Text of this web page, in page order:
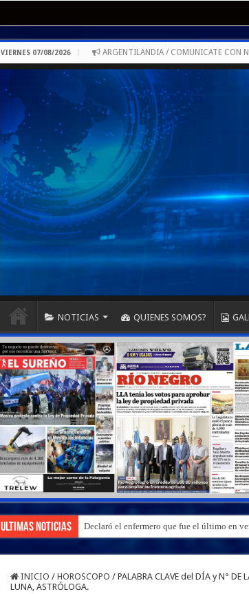
VIERNES 07/08/2026 ARGENTILANDIA / COMUNICATE CON
NOTICIAS QUIENES SOMOS?
Ultimas Noticias Declaró el enfermero que fue el último en
INICIO / HOROSCOPO / PALABRA CLAVE del DÍA y N°
LUNA, ASTRÓLOGA.